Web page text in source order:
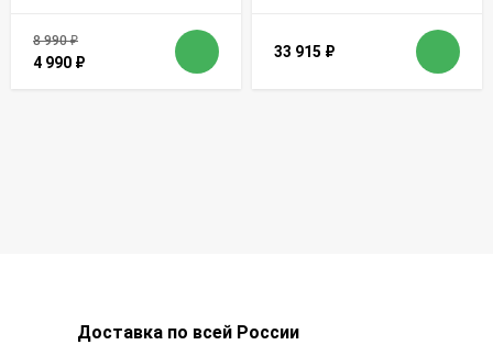
8 990₽
4 990 ₽
33 915 ₽
Доставка по всей России